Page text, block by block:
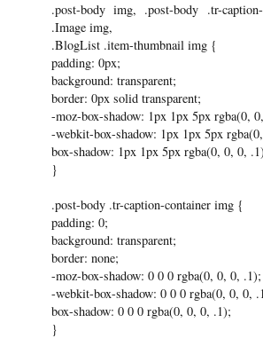
.post-body img, .post-body .tr-
.Image img,
.BlogList .item-thumbnail img {
padding: 0px;
background: transparent;
border: 0px solid transparent;
-moz-box-shadow: 1px 1px 5px rgba(0,
-webkit-box-shadow: 1px 1px 5px
box-shadow: 1px 1px 5px rgba(0, 0, 0,
}
.post-body .tr-caption-container img {
padding: 0;
background: transparent;
border: none;
-moz-box-shadow: 0 0 0 rgba(0, 0, 0, .1);
-webkit-box-shadow: 0 0 0 rgba(0, 0, 0,
box-shadow: 0 0 0 rgba(0, 0, 0, .1);
}